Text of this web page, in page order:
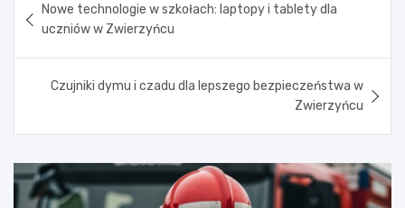
wpisu
Nowe technologie w szkołach: laptopy i tablety dla
uczniów w Zwierzyńcu
Czujniki dymu i czadu dla lepszego bezpieczeństwa w
Zwierzyńcu